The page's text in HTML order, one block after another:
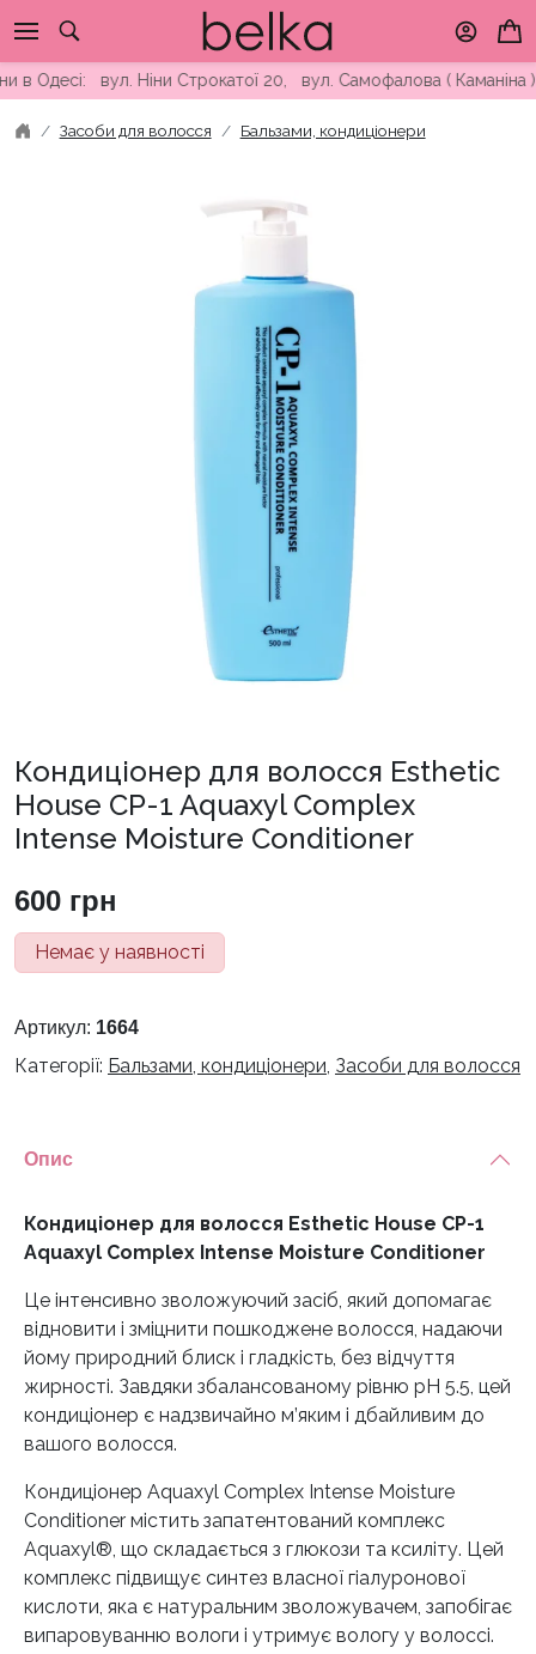
to
contentвул. Ніни Строкатої 20, вул. Самофалова ( Каманіна )
Засоби для волосся Бальзами, кондиціонери
Кондиціонер для волосся Esthetic
House CP-1 Aquaxyl Complex
Intense Moisture Conditioner
600 грн
Немає у наявності
Артикул: 1664
Категорії: Бальзами, кондиціонери, Засоби для волосся
Опис
Кондиціонер для волосся Esthetic House CP-1
Aquaxyl Complex Intense Moisture Conditioner
Це інтенсивно зволожуючий засіб, який допомагає
відновити і зміцнити пошкоджене волосся, надаючи
йому природний блиск і гладкість, без відчуття
жирності. Завдяки збалансованому рівню pH 5.5, цей
кондиціонер є надзвичайно м’яким і дбайливим до
вашого волосся.
Кондиціонер Aquaxyl Complex Intense Moisture
Conditioner містить запатентований комплекс
Aquaxyl®, що складається з глюкози та ксиліту. Цей
комплекс підвищує синтез власної гіалуронової
кислоти, яка є натуральним зволожувачем, запобігає
випаровуванню вологи і утримує вологу у волоссі.